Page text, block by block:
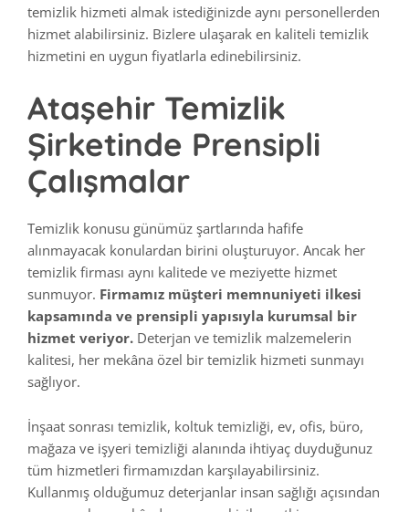
temizlik hizmeti almak istediğinizde aynı personellerden
hizmet alabilirsiniz. Bizlere ulaşarak en kaliteli temizlik
hizmetini en uygun fiyatlarla edinebilirsiniz.
Ataşehir Temizlik
Şirketinde Prensipli
Çalışmalar
Temizlik konusu günümüz şartlarında hafife
alınmayacak konulardan birini oluşturuyor. Ancak her
temizlik firması aynı kalitede ve meziyette hizmet
sunmuyor. Firmamız müşteri memnuniyeti ilkesi
kapsamında ve prensipli yapısıyla kurumsal bir
hizmet veriyor. Deterjan ve temizlik malzemelerin
kalitesi, her mekâna özel bir temizlik hizmeti sunmayı
sağlıyor.
İnşaat sonrası temizlik, koltuk temizliği, ev, ofis, büro,
mağaza ve işyeri temizliği alanında ihtiyaç duyduğunuz
tüm hizmetleri firmamızdan karşılayabilirsiniz.
Kullanmış olduğumuz deterjanlar insan sağlığı açısından